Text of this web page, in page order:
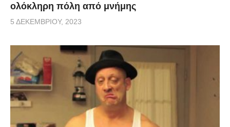
ολόκληρη πόλη από μνήμης
5 ΔΕΚΕΜΒΡΊΟΥ, 2023